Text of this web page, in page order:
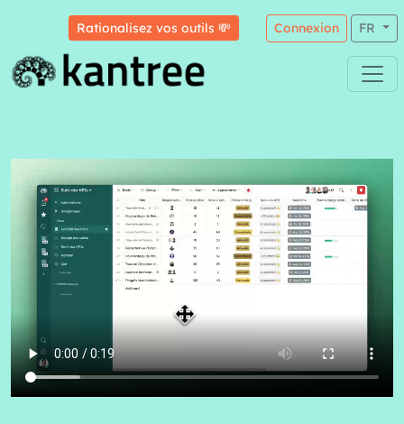
Rationalisez vos outils 💸 Connexion FR